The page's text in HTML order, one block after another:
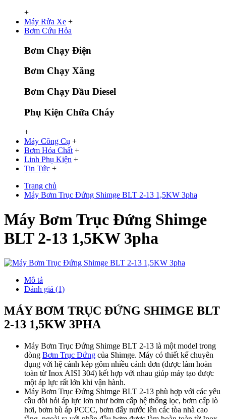
+
Máy Rửa Xe +
Bơm Cứu Hỏa
Bơm Chạy Điện
Bơm Chạy Xăng
Bơm Chạy Dầu Diesel
Phụ Kiện Chữa Cháy
+
Máy Công Cụ +
Bơm Hóa Chất +
Linh Phụ Kiện +
Tin Tức +
Trang chủ
Máy Bơm Trục Đứng Shimge BLT 2-13 1,5KW 3pha
Máy Bơm Trục Đứng Shimge
BLT 2-13 1,5KW 3pha
Mô tả
Đánh giá (1)
MÁY BƠM TRỤC ĐỨNG SHIMGE BLT
2-13 1,5KW 3PHA
Máy Bơm Trục Đứng Shimge BLT 2-13 là một model trong
dòng Bơm Trục Đứng của Shimge. Máy có thiết kế chuyên
dụng với hệ cánh kép gôm nhiều cánh đơn (được làm hoàn
toàn từ Inox AISI 304) kết hợp với nhau giúp máy tạo được
một áp lực rất lớn khi vận hành.
Máy Bơm Trục Đứng Shimge BLT 2-13 phù hợp với các yêu
cầu đòi hỏi áp lực lơn như bơm cấp hệ thống lọc, bơm cấp lò
hơi, bơm bù áp PCCC, bơm đẩy nước lên các tòa nhà cao